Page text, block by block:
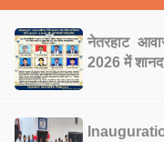
नेतरहाट
2026 में